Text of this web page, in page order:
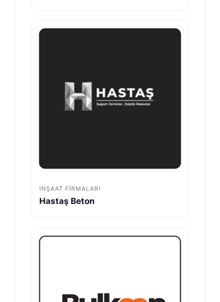
İNŞAAT FIRMALARI
Hastaş Beton